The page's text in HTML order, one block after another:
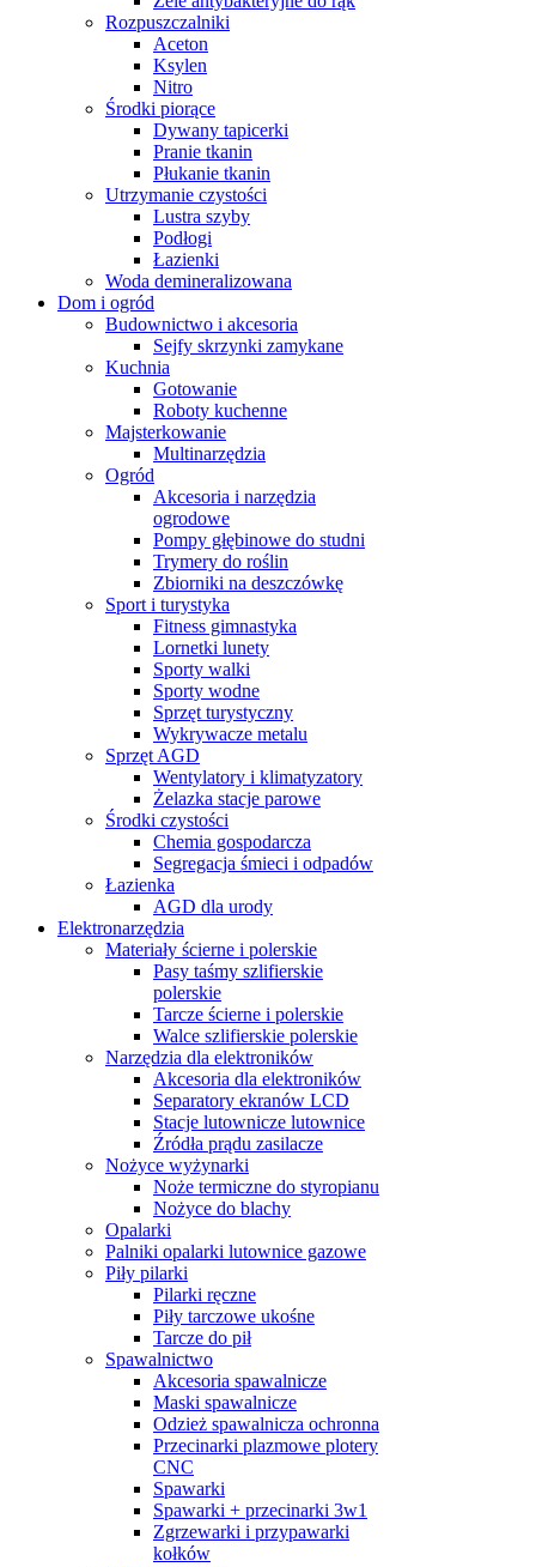
Rozpuszczalniki
Aceton
Ksylen
Nitro
Środki piorące
Dywany tapicerki
Pranie tkanin
Płukanie tkanin
Utrzymanie czystości
Lustra szyby
Podłogi
Łazienki
Woda demineralizowana
Dom i ogród
Budownictwo i akcesoria
Sejfy skrzynki zamykane
Kuchnia
Gotowanie
Roboty kuchenne
Majsterkowanie
Multinarzędzia
Ogród
Akcesoria i narzędzia
ogrodowe
Pompy głębinowe do studni
Trymery do roślin
Zbiorniki na deszczówkę
Sport i turystyka
Fitness gimnastyka
Lornetki lunety
Sporty walki
Sporty wodne
Sprzęt turystyczny
Wykrywacze metalu
Sprzęt AGD
Wentylatory i klimatyzatory
Żelazka stacje parowe
Środki czystości
Chemia gospodarcza
Segregacja śmieci i odpadów
Łazienka
AGD dla urody
Elektronarzędzia
Materiały ścierne i polerskie
Pasy taśmy szlifierskie
polerskie
Tarcze ścierne i polerskie
Walce szlifierskie polerskie
Narzędzia dla elektroników
Akcesoria dla elektroników
Separatory ekranów LCD
Stacje lutownicze lutownice
Źródła prądu zasilacze
Nożyce wyżynarki
Noże termiczne do styropianu
Nożyce do blachy
Opalarki
Palniki opalarki lutownice gazowe
Piły pilarki
Pilarki ręczne
Piły tarczowe ukośne
Tarcze do pił
Spawalnictwo
Akcesoria spawalnicze
Maski spawalnicze
Odzież spawalnicza ochronna
Przecinarki plazmowe plotery
CNC
Spawarki
Spawarki + przecinarki 3w1
Zgrzewarki i przypawarki
kołków